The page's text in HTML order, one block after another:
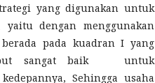
yang digunakan untuk
yaitu dengan menggunakan
pada kuadran I yang
sangat baik untuk
Sehingga usaha